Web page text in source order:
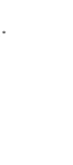
*